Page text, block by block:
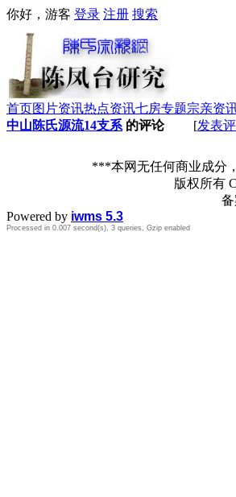
你好，游客 登录 注册 搜索
首页图片资讯热点资讯七房专题宗亲资
中山陈氏源流14支系 的评论[发表
***本网无任何商业成分
版权所有
Powered by iwms 5.3
Processed in 0.007 second(s), 3 queries, Gzip enabled